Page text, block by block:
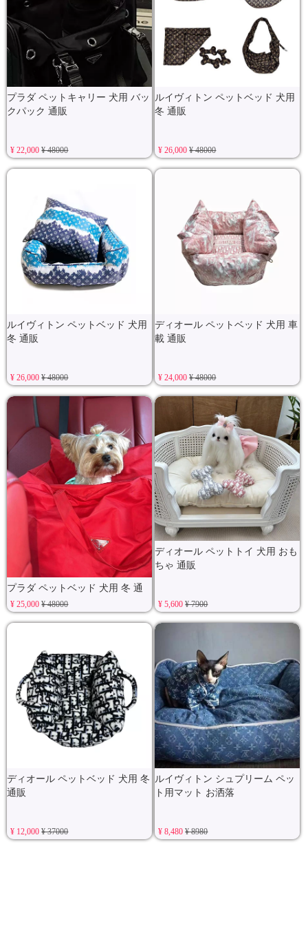
プラダ ペットキャリー 犬用 バッ
クパック 通販
¥ 22,000¥ 48000
ルイヴィトン ペットベッド 犬用
冬 通販
¥ 26,000¥ 48000
ルイヴィトン ペットベッド 犬用
冬 通販
¥ 26,000¥ 48000
ディオール ペットベッド 犬用 車
載 通販
¥ 24,000¥ 48000
プラダ ペットベッド 犬用 冬 通
販
¥ 25,000¥ 48000
ディオール ペットトイ 犬用 おも
ちゃ 通販
¥ 5,600¥ 7900
ディオール ペットベッド 犬用 冬
通販
¥ 12,000¥ 37000
ルイヴィトン シュプリーム ペッ
ト用マット お洒落
¥ 8,480¥ 8980